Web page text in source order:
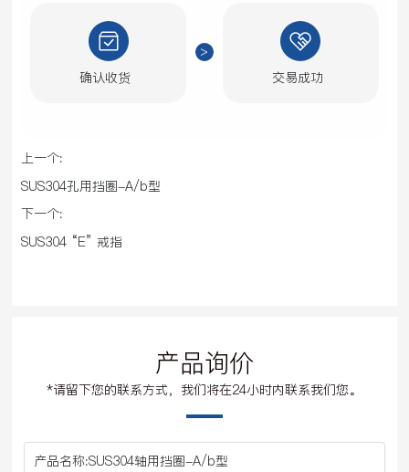
确认收货 交易成功
上一个:
SUS304孔用挡圈-A/b型
下一个:
SUS304 “E” 戒指
产品询价
*请留下您的联系方式，我们将在24小时内联系我们您。
产品名称:SUS304轴用挡圈-A/b型